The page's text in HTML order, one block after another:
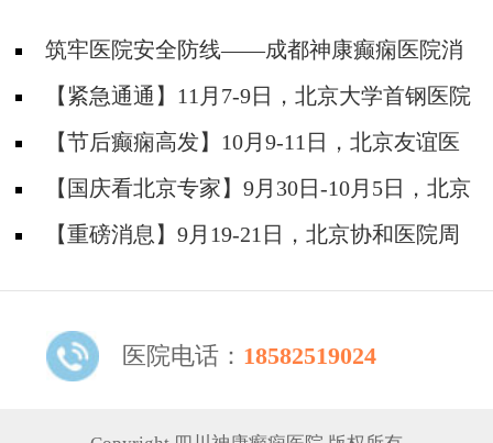
筑牢医院安全防线——成都神康癫痫医院消
防安全培训纪实
【紧急通通】11月7-9日，北京大学首钢医院
神经内科胡颖教授亲临成都会诊，破解癫痫疑难
【节后癫痫高发】10月9-11日，北京友谊医
院陈葵博士免费会诊+治疗援助，破解癫痫难
题！
【国庆看北京专家】9月30日-10月5日，北京
天坛&首钢医院两大专家蓉城亲诊+癫痫大额救
【重磅消息】9月19-21日，北京协和医院周
线！
医院电话： 18582519024